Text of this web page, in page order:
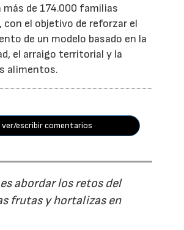
más de 174.000 familias
con el objetivo de reforzar el
de un modelo basado en la
el arraigo territorial y la
alimentos.
ver/escribir comentarios
abordar los retos del
frutas y hortalizas en